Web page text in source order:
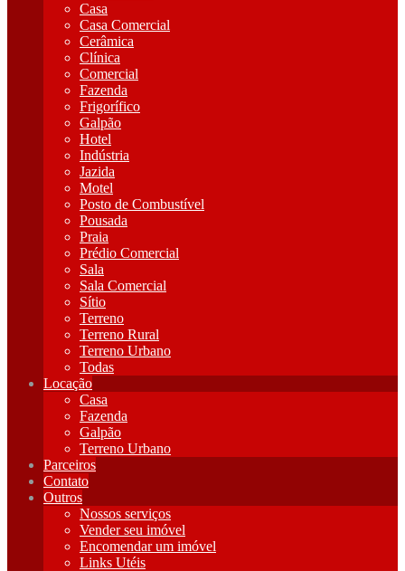
Casa
Casa Comercial
Cerâmica
Clínica
Comercial
Fazenda
Frigorífico
Galpão
Hotel
Indústria
Jazida
Motel
Posto de Combustível
Pousada
Praia
Prédio Comercial
Sala
Sala Comercial
Sítio
Terreno
Terreno Rural
Terreno Urbano
Todas
Locação
Casa
Fazenda
Galpão
Terreno Urbano
Parceiros
Contato
Outros
Nossos serviços
Vender seu imóvel
Encomendar um imóvel
Links Utéis